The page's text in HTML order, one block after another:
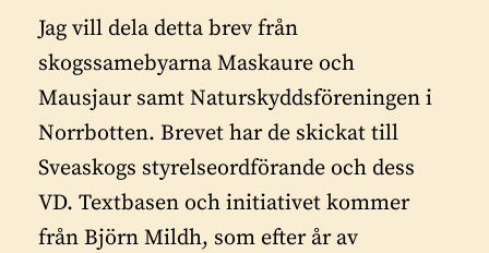
Jag vill dela detta brev från
skogssamebyarna Maskaure och
Mausjaur samt Naturskyddsföreningen i
Norrbotten. Brevet har de skickat till
Sveaskogs styrelseordförande och dess
VD. Textbasen och initiativet kommer
från Björn Mildh, som efter år av